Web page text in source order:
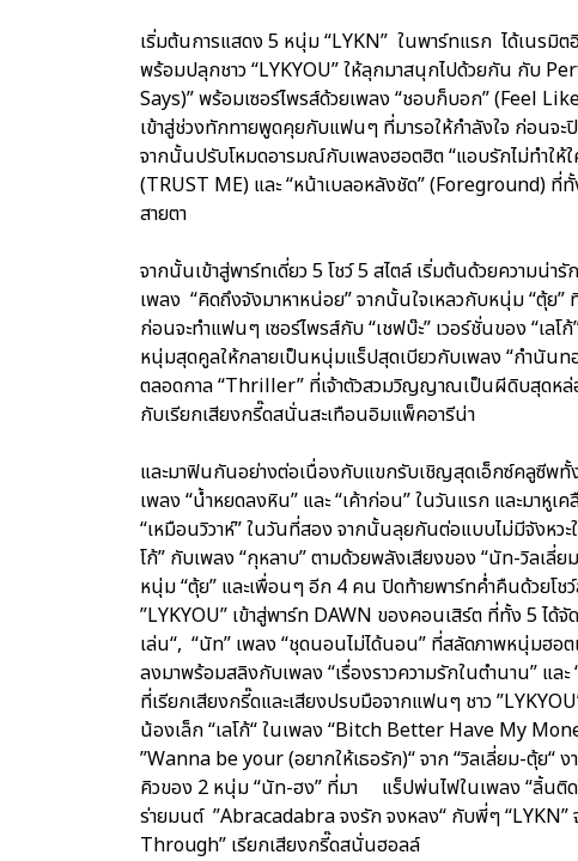
เริ่มต้นการแสดง 5 หนุ่ม “LYKN” ในพาร์ทแรก ได้เนรมิ
พร้อมปลุกชาว “LYKYOU” ให้ลุกมาสนุกไปด้วยกัน กับ
Says)” พร้อมเซอร์ไพรส์ด้วยเพลง “ชอบก็บอก” (Feel
เข้าสู่ช่วงทักทายพูดคุยกับแฟนๆ ที่มารอให้กำลังใจ ก่อนจะปิ
จากนั้นปรับโหมดอารมณ์กับเพลงฮอตฮิต “แอบรักไม่ทำให้
(TRUST ME) และ “หน้าเบลอหลังชัด” (Foreground)
สายตา
จากนั้นเข้าสู่พาร์ทเดี่ยว 5 โชว์ 5 สไตล์ เริ่มต้นด้วยความ
เพลง “คิดถึงจังมาหาหน่อย” จากนั้นใจเหลวกับหนุ่ม “ตุ้ย
ก่อนจะทำแฟนๆ เซอร์ไพรส์กับ “เชฟบ๊ะ” เวอร์ชั่นของ “เล
หนุ่มสุดคูลให้กลายเป็นหนุ่มแร็ปสุดเบียวกับเพลง “กำนันท
ตลอดกาล “Thriller” ที่เจ้าตัวสวมวิญญาณเป็นผีดิบสุดหล่
กับเรียกเสียงกรี๊ดสนั่นสะเทือนอิมแพ็คอารีน่า
และมาฟินกันอย่างต่อเนื่องกับแขกรับเชิญสุดเอ็กซ์คลูซีพทั้ง
เพลง “น้ำหยดลงหิน” และ “เค้าก่อน” ในวันแรก และมาหู
“เหมือนวิวาห์” ในวันที่สอง จากนั้นลุยกันต่อแบบไม่มีจังหว
โก้” กับเพลง “กุหลาบ” ตามด้วยพลังเสียงของ “นัท-วิลเลี่
หนุ่ม “ตุ้ย” และเพื่อนๆ อีก 4 คน ปิดท้ายพาร์ทค่ำคืนด้วยโช
”LYKYOU” เข้าสู่พาร์ท DAWN ของคอนเสิร์ต ที่ทั้ง 5 ได้
เล่น“, “นัท” เพลง “ชุดนอนไม่ได้นอน” ที่สลัดภาพหนุ่มฮอ
ลงมาพร้อมสลิงกับเพลง “เรื่องราวความรักในตำนาน” แ
ที่เรียกเสียงกรี๊ดและเสียงปรบมือจากแฟนๆ ชาว
น้องเล็ก “เลโก้“ ในเพลง “Bitch Better Have My
”Wanna be your (อยากให้เธอรัก)“ จาก “วิลเลี่ยม-ตุ้ย“
คิวของ 2 หนุ่ม “นัท-ฮง” ที่มา แร็ปพ่นไฟในเพลง “ลิ้นติดไ
ร่ายมนต์ ”Abracadabra จงรัก จงหลง“ กับพี่ๆ “LYKN”
Through” เรียกเสียงกรี๊ดสนั่นฮอลล์